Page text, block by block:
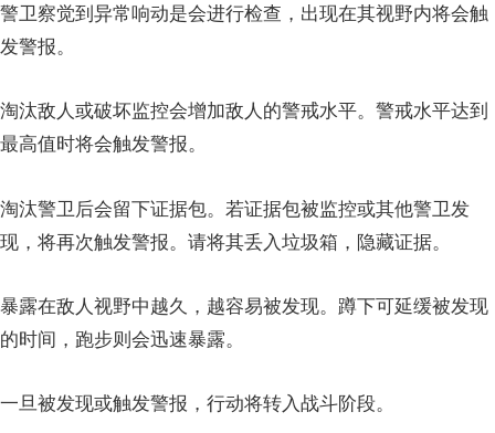
警卫察觉到异常响动是会进行检查，出现在其视野内将会触
发警报。
淘汰敌人或破坏监控会增加敌人的警戒水平。警戒水平达到
最高值时将会触发警报。
淘汰警卫后会留下证据包。若证据包被监控或其他警卫发
现，将再次触发警报。请将其丢入垃圾箱，隐藏证据。
暴露在敌人视野中越久，越容易被发现。蹲下可延缓被发现
的时间，跑步则会迅速暴露。
一旦被发现或触发警报，行动将转入战斗阶段。